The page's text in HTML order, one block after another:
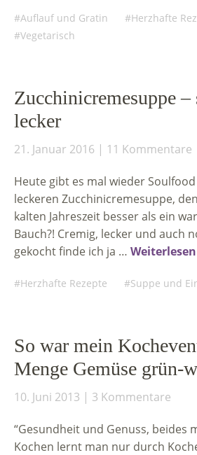
Auflauf und Gratin
Herzhafte
Vegetarisch
Zucchinicremesuppe –
lecker
21. Januar 2016 11 Kommentare
Heute gibt es mal wieder
leckeren Zucchinicremesuppe,
kalten Jahreszeit besser als ein
Bauch?! Cremig, lecker und auch
gekocht finde ich ja … Weiterlesen
Herzhafte Rezepte Suppe und
So war mein
Menge Gemüse grün-
10. Juni 2013 3 Kommentare
“Gesundheit und Genuss, beides
Kochen lernt man nur durch